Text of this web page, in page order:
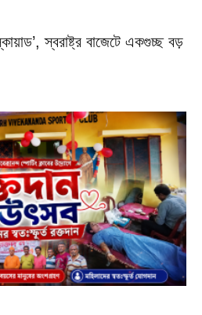
স্বরাষ্ট্র বাজেটে একগুচ্ছ বড়